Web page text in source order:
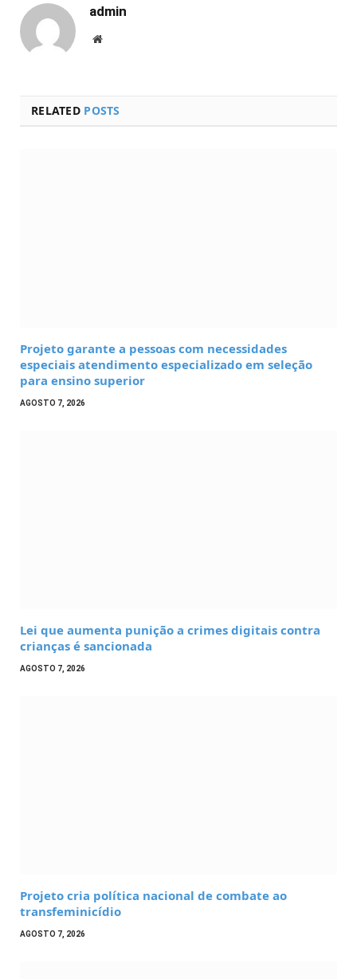
admin
Website
RELATED POSTS
Projeto garante a pessoas com necessidades
especiais atendimento especializado em seleção
para ensino superior
AGOSTO 7, 2026
Lei que aumenta punição a crimes digitais contra
crianças é sancionada
AGOSTO 7, 2026
Projeto cria política nacional de combate ao
transfeminicídio
AGOSTO 7, 2026